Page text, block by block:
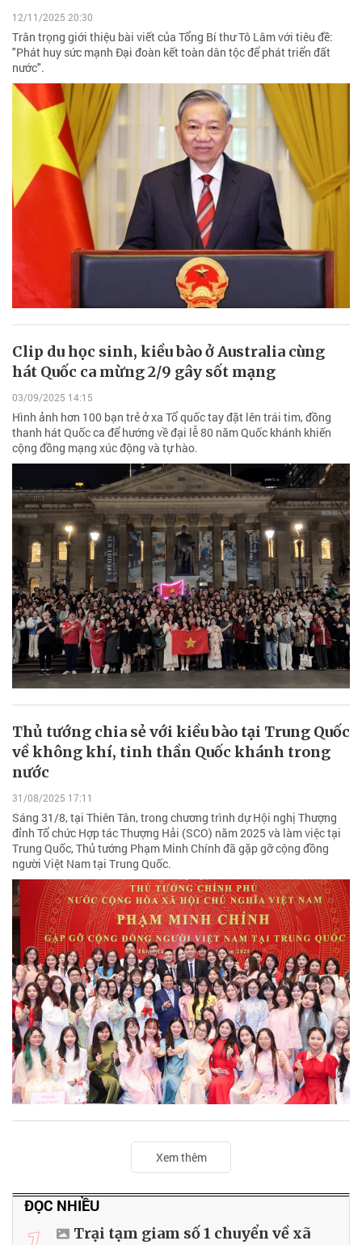
12/11/2025 20:30
Trân trọng giới thiệu bài viết của Tổng Bí thư Tô Lâm với tiêu đề:
"Phát huy sức mạnh Đại đoàn kết toàn dân tộc để phát triển đất
nước".
Clip du học sinh, kiều bào ở Australia cùng
hát Quốc ca mừng 2/9 gây sốt mạng
03/09/2025 14:15
Hình ảnh hơn 100 bạn trẻ ở xa Tổ quốc tay đặt lên trái tim, đồng
thanh hát Quốc ca để hướng về đại lễ 80 năm Quốc khánh khiến
cộng đồng mạng xúc động và tự hào.
Thủ tướng chia sẻ với kiều bào tại Trung Quốc
về không khí, tinh thần Quốc khánh trong
nước
31/08/2025 17:11
Sáng 31/8, tại Thiên Tân, trong chương trình dự Hội nghị Thượng
đỉnh Tổ chức Hợp tác Thượng Hải (SCO) năm 2025 và làm việc tại
Trung Quốc, Thủ tướng Phạm Minh Chính đã gặp gỡ cộng đồng
người Việt Nam tại Trung Quốc.
Xem thêm
ĐỌC NHIỀU
Trại tạm giam số 1 chuyển về xã